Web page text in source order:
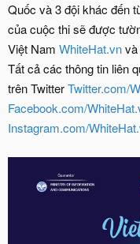
Quốc và 3 đội khác đến
của cuộc thi sẽ được
Việt Nam WhiteHat.vn
Tất cả các thông tin liên
trên TwitterTwitter.com/
Facebook.com/
Instagram.com/